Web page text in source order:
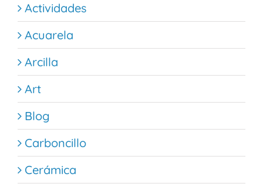
Actividades
Acuarela
Arcilla
Art
Blog
Carboncillo
Cerámica